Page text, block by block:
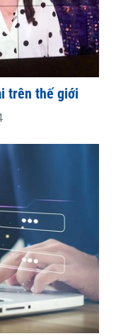
trên thế giới